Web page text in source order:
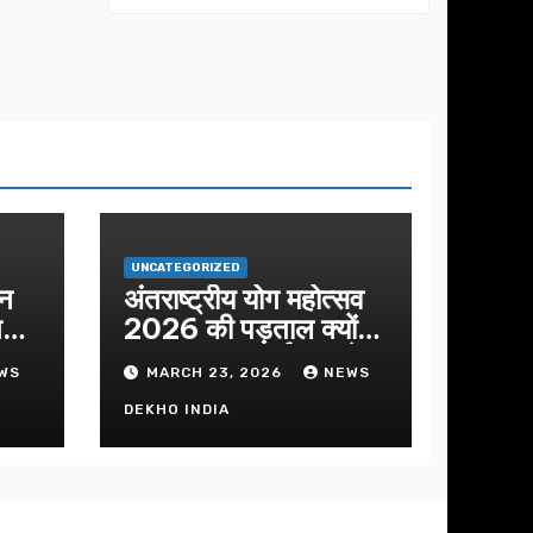
UNCATEGORIZED
अंतराष्ट्रीय योग महोत्सव
2026 की पड़ताल क्यों
हुआ इस बार कार्यक्रम में
निखार
MARCH 23, 2026 NEWS
DEKHO INDIA